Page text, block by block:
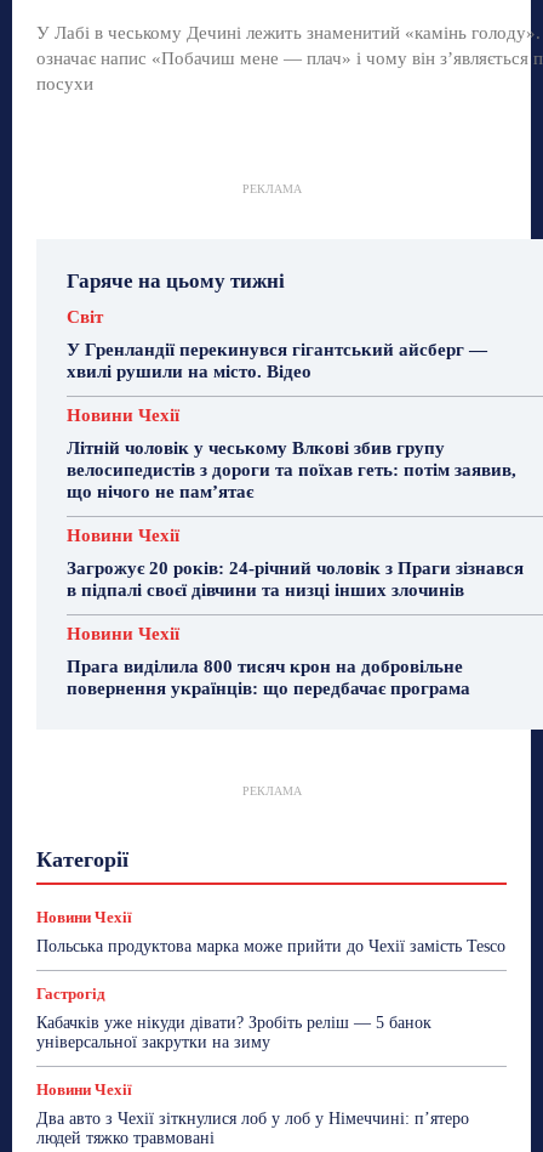
У Лабі в чеському Дечині лежить знаменитий «камінь
означає напис «Побачиш мене — плач» і чому він з’являється
посухи
РЕКЛАМА
Гаряче на цьому тижні
Світ
У Гренландії перекинувся гігантський айсберг —
хвилі рушили на місто. Відео
Новини Чехії
Літній чоловік у чеському Влкові збив групу
велосипедистів з дороги та поїхав геть: потім заявив,
що нічого не пам’ятає
Новини Чехії
Загрожує 20 років: 24-річний чоловік з Праги зізнався
в підпалі своєї дівчини та низці інших злочинів
Новини Чехії
Прага виділила 800 тисяч крон на добровільне
повернення українців: що передбачає програма
РЕКЛАМА
Категорії
Новини Чехії
Сад та город Світ
Спорт
ТехноМанія
Топ-новини Фоторепортаж
Новини Чехії
Польська продуктова марка може прийти до Чехії замість Tesco
Гастрогід
Кабачків уже нікуди дівати? Зробіть реліш — 5 банок
універсальної закрутки на зиму
Новини Чехії
Два авто з Чехії зіткнулися лоб у лоб у Німеччині: п’ятеро
людей тяжко травмовані